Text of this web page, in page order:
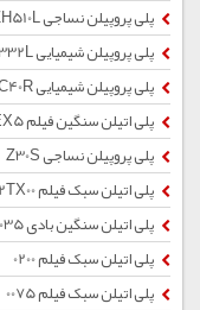
پلی پروپیلن نساجی ZH510L
پلی پروپیلن شیمیایی ZB332L
پلی پروپیلن شیمیایی EPC40R
پلی اتیلن سنگین فیلم EX5
پلی پروپیلن نساجی Z30S
پلی اتیلن سبک فیلم 2102TX00
پلی اتیلن سنگین بادی 0035
پلی اتیلن سبک فیلم 0200
پلی اتیلن سبک فیلم 0075